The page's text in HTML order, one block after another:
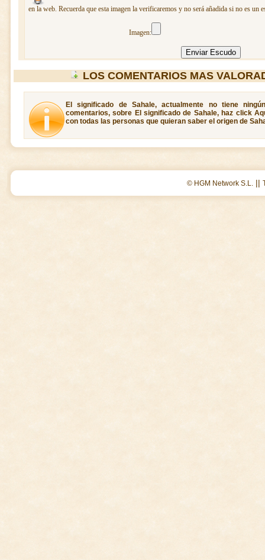
en la web. Recuerda que esta imagen la verificaremos y no será añadida si no es un
Imagen:
LOS COMENTARIOS MAS
El significado de Sahale, actualmente no tiene
comentarios, sobre El significado de Sahale, haz click
con todas las personas que quieran saber el origen de
© HGM Network S.L. ||